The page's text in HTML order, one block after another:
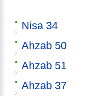
Nisa 34
Ahzab 50
Ahzab 51
Ahzab 37